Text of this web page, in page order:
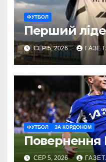
ФУТБОЛ
Перший
СЕР 5, 2026
ФУТБОЛ ЗА КОРДОНОМ
Повернення
СЕР 5, 2026